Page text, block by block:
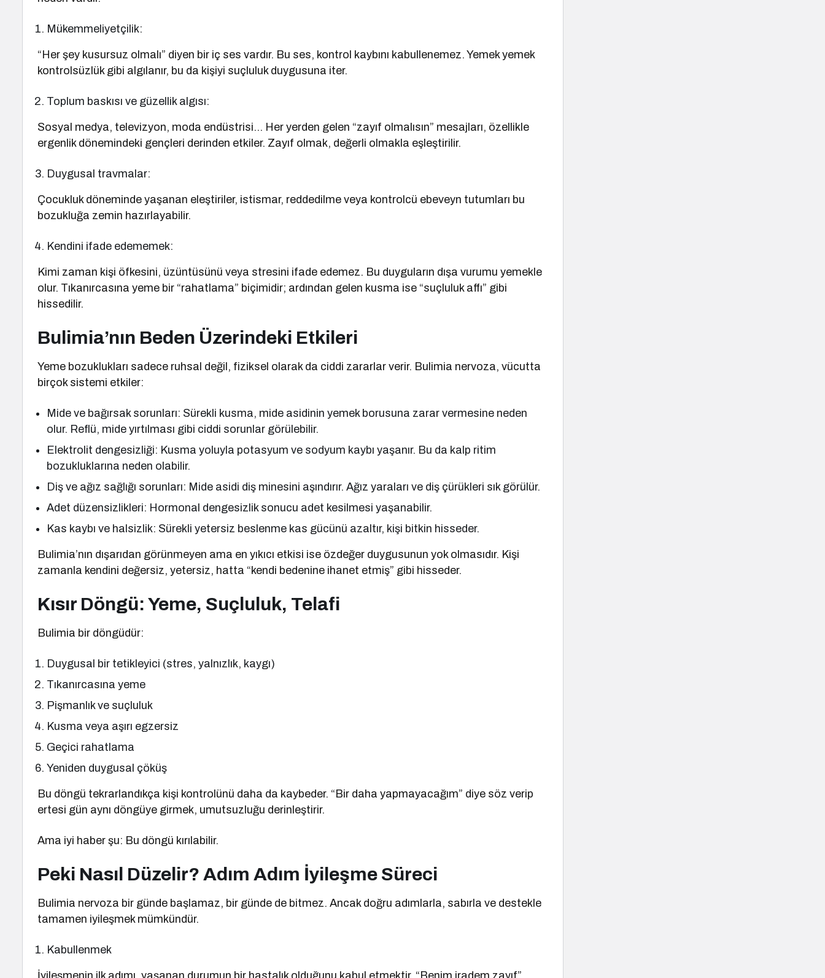
Mükemmeliyetçilik:
“Her şey kusursuz olmalı” diyen bir iç ses vardır. Bu ses, kontrol kaybını kabullenemez. Yemek yemek
kontrolsüzlük gibi algılanır, bu da kişiyi suçluluk duygusuna iter.
Toplum baskısı ve güzellik algısı:
Sosyal medya, televizyon, moda endüstrisi… Her yerden gelen “zayıf olmalısın” mesajları, özellikle
ergenlik dönemindeki gençleri derinden etkiler. Zayıf olmak, değerli olmakla eşleştirilir.
Duygusal travmalar:
Çocukluk döneminde yaşanan eleştiriler, istismar, reddedilme veya kontrolcü ebeveyn tutumları bu
bozukluğa zemin hazırlayabilir.
Kendini ifade edememek:
Kimi zaman kişi öfkesini, üzüntüsünü veya stresini ifade edemez. Bu duyguların dışa vurumu yemekle
olur. Tıkanırcasına yeme bir “rahatlama” biçimidir; ardından gelen kusma ise “suçluluk affı” gibi
hissedilir.
Bulimia’nın Beden Üzerindeki Etkileri
Yeme bozuklukları sadece ruhsal değil, fiziksel olarak da ciddi zararlar verir. Bulimia nervoza, vücutta
birçok sistemi etkiler:
Mide ve bağırsak sorunları: Sürekli kusma, mide asidinin yemek borusuna zarar vermesine neden
olur. Reflü, mide yırtılması gibi ciddi sorunlar görülebilir.
Elektrolit dengesizliği: Kusma yoluyla potasyum ve sodyum kaybı yaşanır. Bu da kalp ritim
bozukluklarına neden olabilir.
Diş ve ağız sağlığı sorunları: Mide asidi diş minesini aşındırır. Ağız yaraları ve diş çürükleri sık görülür.
Adet düzensizlikleri: Hormonal dengesizlik sonucu adet kesilmesi yaşanabilir.
Kas kaybı ve halsizlik: Sürekli yetersiz beslenme kas gücünü azaltır, kişi bitkin hisseder.
Bulimia’nın dışarıdan görünmeyen ama en yıkıcı etkisi ise özdeğer duygusunun yok olmasıdır. Kişi
zamanla kendini değersiz, yetersiz, hatta “kendi bedenine ihanet etmiş” gibi hisseder.
Kısır Döngü: Yeme, Suçluluk, Telafi
Bulimia bir döngüdür:
Duygusal bir tetikleyici (stres, yalnızlık, kaygı)
Tıkanırcasına yeme
Pişmanlık ve suçluluk
Kusma veya aşırı egzersiz
Geçici rahatlama
Yeniden duygusal çöküş
Bu döngü tekrarlandıkça kişi kontrolünü daha da kaybeder. “Bir daha yapmayacağım” diye söz verip
ertesi gün aynı döngüye girmek, umutsuzluğu derinleştirir.
Ama iyi haber şu: Bu döngü kırılabilir.
Peki Nasıl Düzelir? Adım Adım İyileşme Süreci
Bulimia nervoza bir günde başlamaz, bir günde de bitmez. Ancak doğru adımlarla, sabırla ve destekle
tamamen iyileşmek mümkündür.
Kabullenmek
İyileşmenin ilk adımı, yaşanan durumun bir hastalık olduğunu kabul etmektir. “Benim iradem zayıf”